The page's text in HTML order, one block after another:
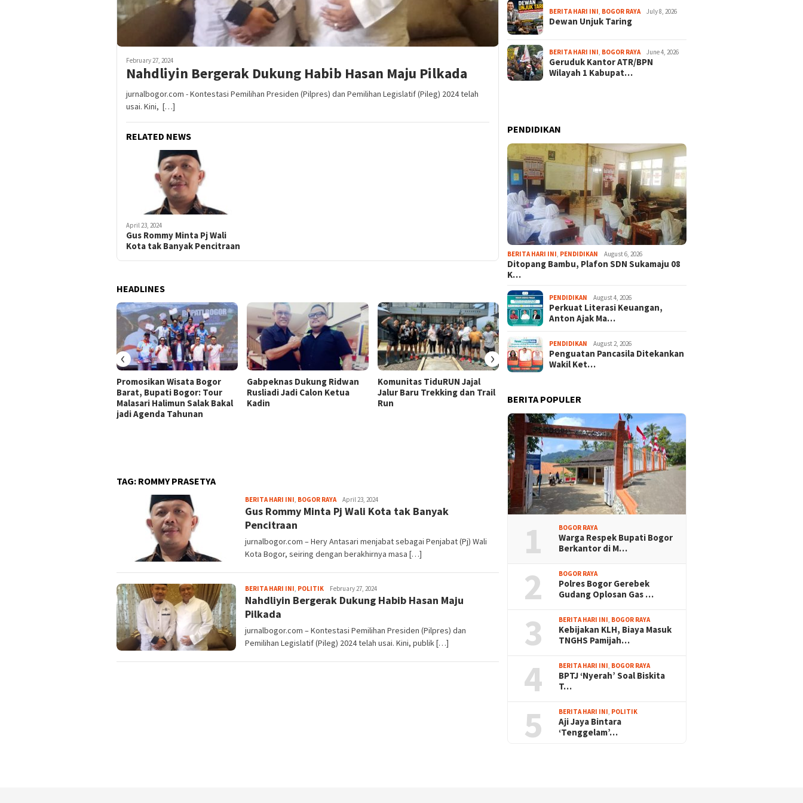
February 27, 2024
Nahdliyin Bergerak Dukung Habib Hasan Maju Pilkada
jurnalbogor.com - Kontestasi Pemilihan Presiden (Pilpres) dan Pemilihan Legislatif (Pileg) 2024 telah
usai. Kini, […]
RELATED NEWS
April 23, 2024
Gus Rommy Minta Pj Wali
Kota tak Banyak Pencitraan
HEADLINES
Promosikan Wisata Bogor
Barat, Bupati Bogor: Tour
Malasari Halimun Salak Bakal
jadi Agenda Tahunan
Gabpeknas Dukung Ridwan
Rusliadi Jadi Calon Ketua
Kadin
Komunitas TiduRUN Jajal
Jalur Baru Trekking dan Trail
Run
Lomba Pidato “AHY Muda”,
Dorong Generasi Muda
Berani Bersuara dan Merawat
Demokrasi
Uji Kekompakan dan Strategi
Tim
‹ ›
TAG: ROMMY PRASETYA
BERITA HARI INI, BOGOR RAYAFredy
Kristianto
April 23, 2024
Gus Rommy Minta Pj Wali Kota tak Banyak
Pencitraan
jurnalbogor.com – Hery Antasari menjabat sebagai Penjabat (Pj) Wali
Kota Bogor, seiring dengan berakhirnya masa […]
BERITA HARI INI, POLITIKFredy
Kristianto
February 27, 2024
Nahdliyin Bergerak Dukung Habib Hasan Maju
Pilkada
jurnalbogor.com – Kontestasi Pemilihan Presiden (Pilpres) dan
Pemilihan Legislatif (Pileg) 2024 telah usai. Kini, publik […]
BERITA HARI INI BOGOR RAYA July 8, 2026
Dewan Unjuk Taring
BERITA HARI INI BOGOR RAYA June 4, 2026
Geruduk Kantor ATR/BPN
Wilayah 1 Kabupat…
PENDIDIKAN
BERITA HARI INI PENDIDIKAN August 6, 2026
Ditopang Bambu, Plafon SDN Sukamaju 08
K…
PENDIDIKAN August 4, 2026
Perkuat Literasi Keuangan,
Anton Ajak Ma…
PENDIDIKAN August 2, 2026
Penguatan Pancasila Ditekankan
Wakil Ket…
BERITA POPULER
1 BOGOR RAYA
Warga Respek Bupati Bogor
Berkantor di M…
2 BOGOR RAYA
Polres Bogor Gerebek
Gudang Oplosan Gas …
3 BERITA HARI INI, BOGOR RAYA
Kebijakan KLH, Biaya Masuk
TNGHS Pamijah…
4 BERITA HARI INI, BOGOR RAYA
BPTJ ‘Nyerah’ Soal Biskita
T…
5 BERITA HARI INI, POLITIK
Aji Jaya Bintara
‘Tenggelam’…